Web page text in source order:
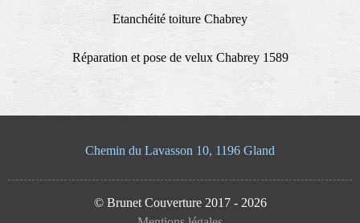
Etanchéité toiture Chabrey
Réparation et pose de velux Chabrey 1589
Chemin du Lavasson 10, 1196 Gland
© Brunet Couverture 2017 - 2026